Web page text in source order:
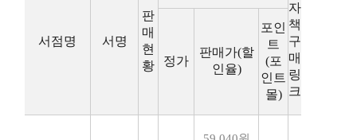
서점명 서명
판
매
현
황
자
책
구
매
링
크
정가
판매가(할
인율)
포인
트
(포
인트
몰)